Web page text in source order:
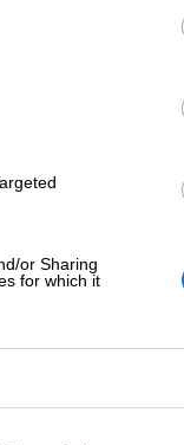
or Sharing
for which it